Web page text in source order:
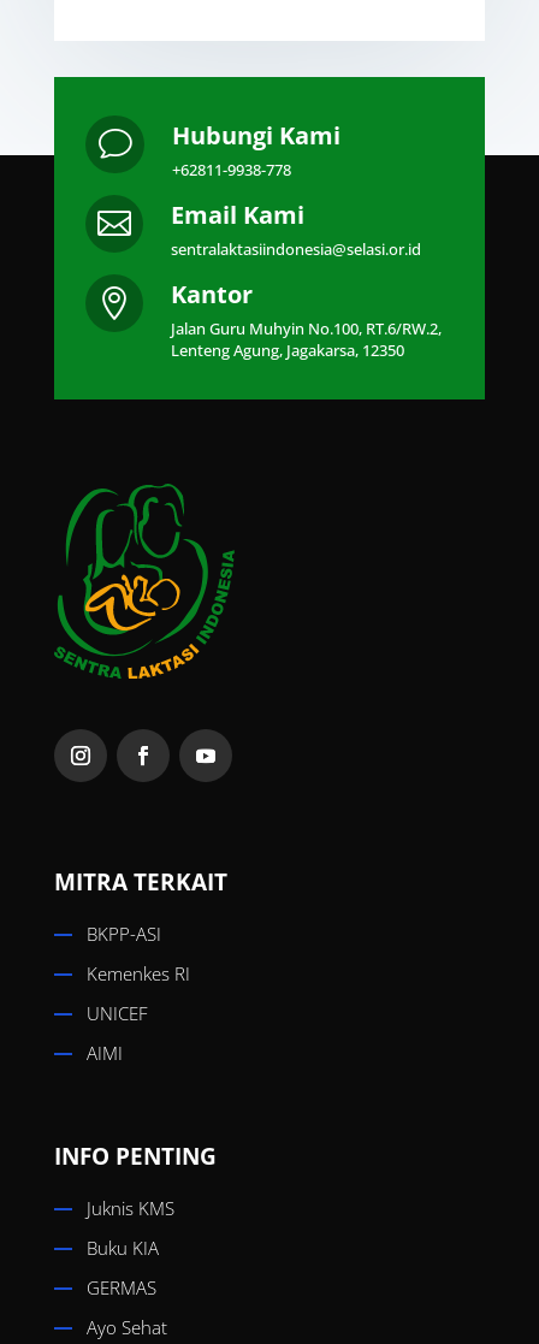
v Hubungi Kami
+62811-9938-778
 Email Kami
sentralaktasiindonesia@selasi.or.id
 Kantor
Jalan Guru Muhyin No.100, RT.6/RW.2,
Lenteng Agung, Jagakarsa, 12350
MITRA TERKAIT
BKPP-ASI
Kemenkes RI
UNICEF
AIMI
INFO PENTING
Juknis KMS
Buku KIA
GERMAS
Ayo Sehat